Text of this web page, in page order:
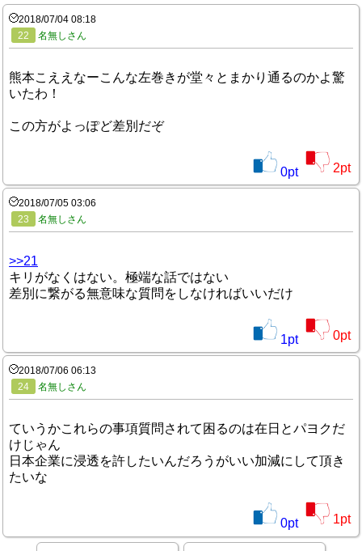
2018/07/04 08:18
22
名無しさん
熊本こええなーこんな左巻きが堂々とまかり通るのかよ驚
いたわ！
この方がよっぽど差別だぞ
0pt 2pt
2018/07/05 03:06
23
名無しさん
>>21
キリがなくはない。極端な話ではない
差別に繋がる無意味な質問をしなければいいだけ
1pt 0pt
2018/07/06 06:13
24
名無しさん
ていうかこれらの事項質問されて困るのは在日とパヨクだ
けじゃん
日本企業に浸透を許したいんだろうがいい加減にして頂き
たいな
0pt 1pt